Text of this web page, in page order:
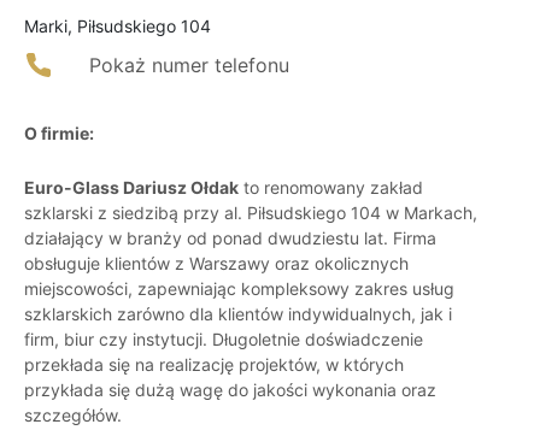
Marki, Piłsudskiego 104
Pokaż numer telefonu
O firmie:
Euro-Glass Dariusz Ołdak to renomowany zakład
szklarski z siedzibą przy al. Piłsudskiego 104 w Markach,
działający w branży od ponad dwudziestu lat. Firma
obsługuje klientów z Warszawy oraz okolicznych
miejscowości, zapewniając kompleksowy zakres usług
szklarskich zarówno dla klientów indywidualnych, jak i
firm, biur czy instytucji. Długoletnie doświadczenie
przekłada się na realizację projektów, w których
przykłada się dużą wagę do jakości wykonania oraz
szczegółów.